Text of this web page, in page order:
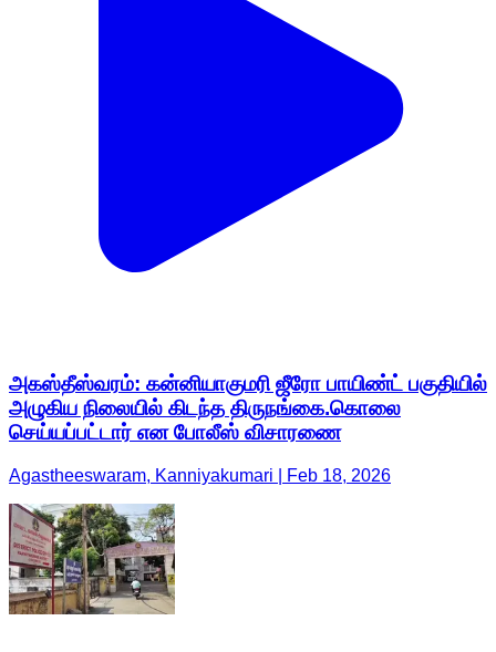
அகஸ்தீஸ்வரம்: கன்னியாகுமரி ஜீரோ பாயிண்ட் பகுதியில்
அழுகிய நிலையில் கிடந்த திருநங்கை.கொலை
செய்யப்பட்டார் என போலீஸ் விசாரணை
Agastheeswaram, Kanniyakumari | Feb 18, 2026